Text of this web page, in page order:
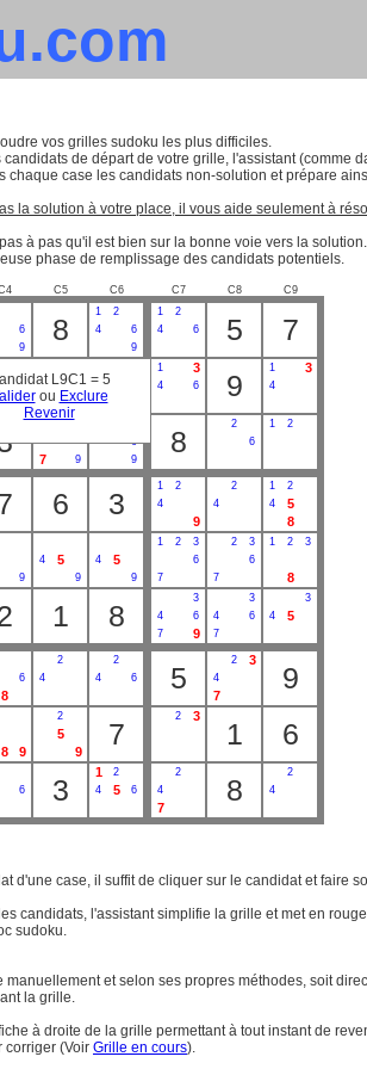
L9C1 = 5
ou Exclure
Revenir
vos grilles sudoku les plus difficiles.
de départ de votre grille, l'assistant (comme
chaque case les candidats non-solution et prépare
la solution à votre place, il vous aide seulement à
à pas qu'il est bien sur la bonne voie vers la solution.
phase de remplissage des candidats potentiels.
C5 C6 C7 C8 C9
6
9
8
1
2
4
6
9
1
2
4
6 5 7
4
7
4
1 3
4 6 9
1 3
4
2
7 9
6
9
8
2
6
1 2
6 3
1
2
4
9
2
4
1
2
4
5
8
9
4 5
9
4 5
9
1 2
3
6
7
2
3
6
7
1 2 3
8
1 8
3
4
6
7
9
3
4
6
7
3
4
5
6
8
2
4
2
4
6 5
2 3
4
7
9
8 9
2
5
9
7
2 3
1 6
6 3
1
2
4
5 6
2
4
7
8
2
4
d'une case, il suffit de cliquer sur le candidat et faire
candidats, l'assistant simplifie la grille et met en
sudoku.
manuellement et selon ses propres méthodes, soit
la grille.
à droite de la grille permettant à tout instant de
corriger (Voir Grille en cours).